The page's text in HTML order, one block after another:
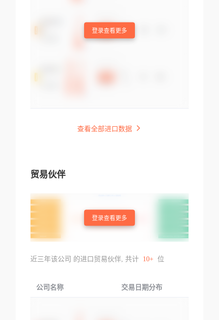
登录查看更多
查看全部进口数据
贸易伙伴
登录查看更多
近三年该公司 的进口贸易伙伴, 共计 10+ 位
公司名称 交易日期分布